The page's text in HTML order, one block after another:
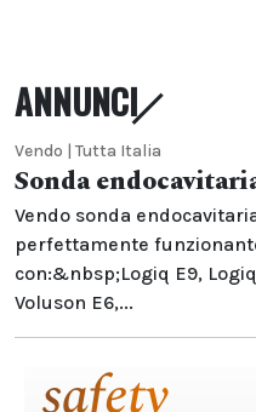
ANNUNCI
Vendo | Tutta Italia
Sonda
Vendo sonda
perfettamente
con:&nbsp;Logiq E9,
Voluson E6,...